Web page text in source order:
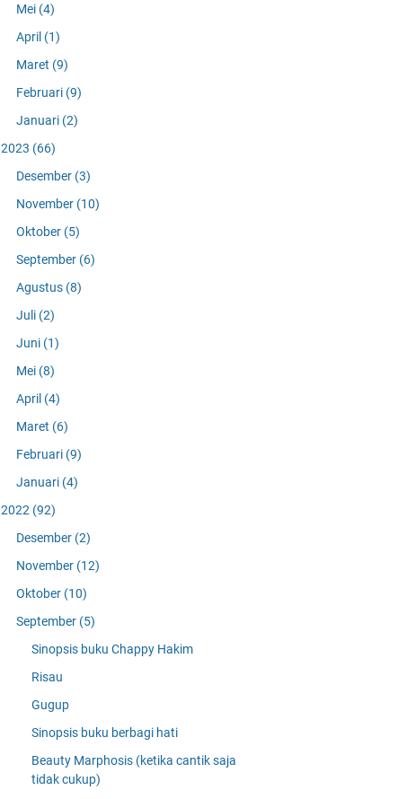
Mei (4)
April (1)
Maret (9)
Februari (9)
Januari (2)
2023 (66)
Desember (3)
November (10)
Oktober (5)
September (6)
Agustus (8)
Juli (2)
Juni (1)
Mei (8)
April (4)
Maret (6)
Februari (9)
Januari (4)
2022 (92)
Desember (2)
November (12)
Oktober (10)
September (5)
Sinopsis buku Chappy Hakim
Risau
Gugup
Sinopsis buku berbagi hati
Beauty Marphosis (ketika cantik saja
tidak cukup)